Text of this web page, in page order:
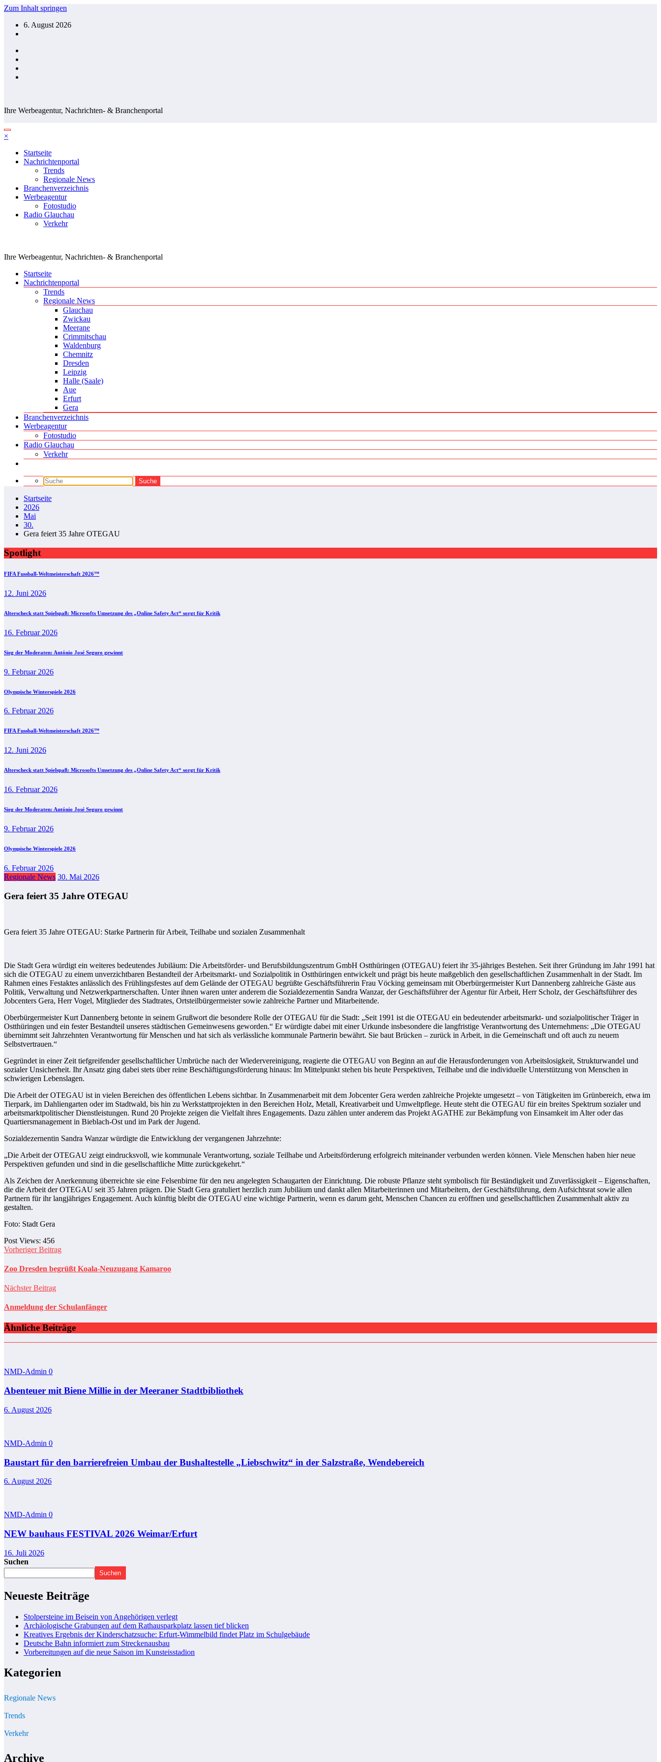
Zum Inhalt springen
6. August 2026
Ihre Werbeagentur, Nachrichten- & Branchenportal
×
Startseite
Nachrichtenportal
Trends
Regionale News
Branchenverzeichnis
Werbeagentur
Fotostudio
Radio Glauchau
Verkehr
Ihre Werbeagentur, Nachrichten- & Branchenportal
Startseite
Nachrichtenportal
Trends
Regionale News
Glauchau
Zwickau
Meerane
Crimmitschau
Waldenburg
Chemnitz
Dresden
Leipzig
Halle (Saale)
Aue
Erfurt
Gera
Branchenverzeichnis
Werbeagentur
Fotostudio
Radio Glauchau
Verkehr
Startseite
2026
Mai
30.
Gera feiert 35 Jahre OTEGAU
Spotlight
FIFA Fussball-Weltmeisterschaft 2026™
12. Juni 2026
Alterscheck statt Spielspaß: Microsofts Umsetzung des „Online Safety Act“ sorgt für Kritik
16. Februar 2026
Sieg der Moderaten: António José Seguro gewinnt
9. Februar 2026
Olympische Winterspiele 2026
6. Februar 2026
FIFA Fussball-Weltmeisterschaft 2026™
12. Juni 2026
Alterscheck statt Spielspaß: Microsofts Umsetzung des „Online Safety Act“ sorgt für Kritik
16. Februar 2026
Sieg der Moderaten: António José Seguro gewinnt
9. Februar 2026
Olympische Winterspiele 2026
6. Februar 2026
Regionale News 30. Mai 2026
Gera feiert 35 Jahre OTEGAU
Gera feiert 35 Jahre OTEGAU: Starke Partnerin für Arbeit, Teilhabe und sozialen Zusammenhalt
Die Stadt Gera würdigt ein weiteres bedeutendes Jubiläum: Die Arbeitsförder- und Berufsbildungszentrum GmbH Ostthüringen (OTEGAU) feiert ihr 35-jähriges Bestehen. Seit ihrer Gründung im Jahr 1991 hat
sich die OTEGAU zu einem unverzichtbaren Bestandteil der Arbeitsmarkt- und Sozialpolitik in Ostthüringen entwickelt und prägt bis heute maßgeblich den gesellschaftlichen Zusammenhalt in der Stadt. Im
Rahmen eines Festaktes anlässlich des Frühlingsfestes auf dem Gelände der OTEGAU begrüßte Geschäftsführerin Frau Vöcking gemeinsam mit Oberbürgermeister Kurt Dannenberg zahlreiche Gäste aus
Politik, Verwaltung und Netzwerkpartnerschaften. Unter ihnen waren unter anderem die Sozialdezernentin Sandra Wanzar, der Geschäftsführer der Agentur für Arbeit, Herr Scholz, der Geschäftsführer des
Jobcenters Gera, Herr Vogel, Mitglieder des Stadtrates, Ortsteilbürgermeister sowie zahlreiche Partner und Mitarbeitende.
Oberbürgermeister Kurt Dannenberg betonte in seinem Grußwort die besondere Rolle der OTEGAU für die Stadt: „Seit 1991 ist die OTEGAU ein bedeutender arbeitsmarkt- und sozialpolitischer Träger in
Ostthüringen und ein fester Bestandteil unseres städtischen Gemeinwesens geworden.“ Er würdigte dabei mit einer Urkunde insbesondere die langfristige Verantwortung des Unternehmens: „Die OTEGAU
übernimmt seit Jahrzehnten Verantwortung für Menschen und hat sich als verlässliche kommunale Partnerin bewährt. Sie baut Brücken – zurück in Arbeit, in die Gemeinschaft und oft auch zu neuem
Selbstvertrauen.“
Gegründet in einer Zeit tiefgreifender gesellschaftlicher Umbrüche nach der Wiedervereinigung, reagierte die OTEGAU von Beginn an auf die Herausforderungen von Arbeitslosigkeit, Strukturwandel und
sozialer Unsicherheit. Ihr Ansatz ging dabei stets über reine Beschäftigungsförderung hinaus: Im Mittelpunkt stehen bis heute Perspektiven, Teilhabe und die individuelle Unterstützung von Menschen in
schwierigen Lebenslagen.
Die Arbeit der OTEGAU ist in vielen Bereichen des öffentlichen Lebens sichtbar. In Zusammenarbeit mit dem Jobcenter Gera werden zahlreiche Projekte umgesetzt – von Tätigkeiten im Grünbereich, etwa im
Tierpark, im Dahliengarten oder im Stadtwald, bis hin zu Werkstattprojekten in den Bereichen Holz, Metall, Kreativarbeit und Umweltpflege. Heute steht die OTEGAU für ein breites Spektrum sozialer und
arbeitsmarktpolitischer Dienstleistungen. Rund 20 Projekte zeigen die Vielfalt ihres Engagements. Dazu zählen unter anderem das Projekt AGATHE zur Bekämpfung von Einsamkeit im Alter oder das
Quartiersmanagement in Bieblach-Ost und im Park der Jugend.
Sozialdezernentin Sandra Wanzar würdigte die Entwicklung der vergangenen Jahrzehnte:
„Die Arbeit der OTEGAU zeigt eindrucksvoll, wie kommunale Verantwortung, soziale Teilhabe und Arbeitsförderung erfolgreich miteinander verbunden werden können. Viele Menschen haben hier neue
Perspektiven gefunden und sind in die gesellschaftliche Mitte zurückgekehrt.“
Als Zeichen der Anerkennung überreichte sie eine Felsenbirne für den neu angelegten Schaugarten der Einrichtung. Die robuste Pflanze steht symbolisch für Beständigkeit und Zuverlässigkeit – Eigenschaften,
die die Arbeit der OTEGAU seit 35 Jahren prägen. Die Stadt Gera gratuliert herzlich zum Jubiläum und dankt allen Mitarbeiterinnen und Mitarbeitern, der Geschäftsführung, dem Aufsichtsrat sowie allen
Partnern für ihr langjähriges Engagement. Auch künftig bleibt die OTEGAU eine wichtige Partnerin, wenn es darum geht, Menschen Chancen zu eröffnen und gesellschaftlichen Zusammenhalt aktiv zu
gestalten.
Foto: Stadt Gera
Post Views: 456
Vorheriger Beitrag
Zoo Dresden begrüßt Koala-Neuzugang Kamaroo
Nächster Beitrag
Anmeldung der Schulanfänger
Ähnliche Beiträge
NMD-Admin 0
Abenteuer mit Biene Millie in der Meeraner Stadtbibliothek
6. August 2026
NMD-Admin 0
Baustart für den barrierefreien Umbau der Bushaltestelle „Liebschwitz“ in der Salzstraße, Wendebereich
6. August 2026
NMD-Admin 0
NEW bauhaus FESTIVAL 2026 Weimar/Erfurt
16. Juli 2026
Suchen
Suchen
Neueste Beiträge
Stolpersteine im Beisein von Angehörigen verlegt
Archäologische Grabungen auf dem Rathausparkplatz lassen tief blicken
Kreatives Ergebnis der Kinderschatzsuche: Erfurt-Wimmelbild findet Platz im Schulgebäude
Deutsche Bahn informiert zum Streckenausbau
Vorbereitungen auf die neue Saison im Kunsteisstadion
Kategorien
Regionale News
Trends
Verkehr
Archive